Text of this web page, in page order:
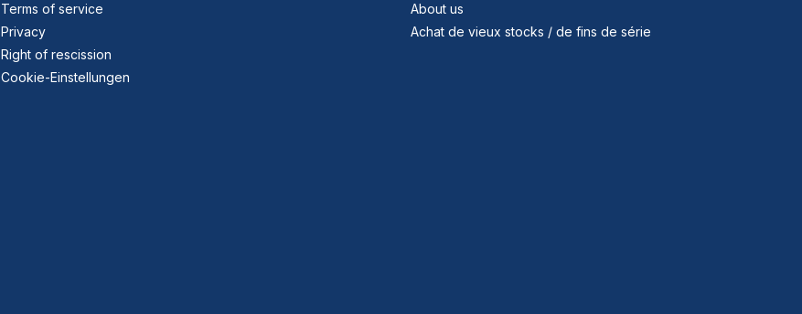
Terms of service
Privacy
Right of rescission
Cookie-Einstellungen
About us
Achat de vieux stocks / de fins de série